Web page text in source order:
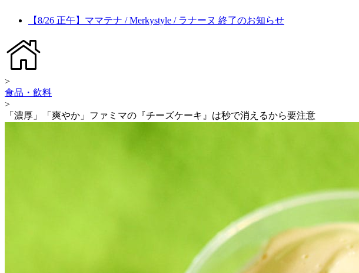
【8/26 正午】ママテナ / Merkystyle / ラナーヌ 終了のお知らせ
>
食品・飲料
>
「濃厚」「爽やか」ファミマの『チーズケーキ』は秒で消えるから要注意